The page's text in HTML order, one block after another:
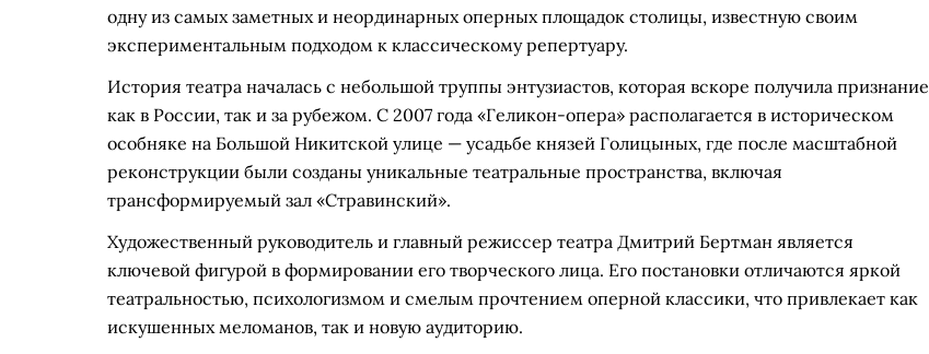
одну из самых заметных и неординарных оперных площадок столицы, известную своим
экспериментальным подходом к классическому репертуару.
История театра началась с небольшой труппы энтузиастов, которая вскоре получила признание
как в России, так и за рубежом. С 2007 года «Геликон-опера» располагается в историческом
особняке на Большой Никитской улице — усадьбе князей Голицыных, где после масштабной
реконструкции были созданы уникальные театральные пространства, включая
трансформируемый зал «Стравинский».
Художественный руководитель и главный режиссер театра Дмитрий Бертман является
ключевой фигурой в формировании его творческого лица. Его постановки отличаются яркой
театральностью, психологизмом и смелым прочтением оперной классики, что привлекает как
искушенных меломанов, так и новую аудиторию.